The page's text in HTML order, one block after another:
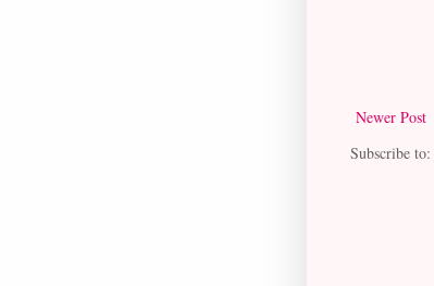
Newer Post
Subscribe to: